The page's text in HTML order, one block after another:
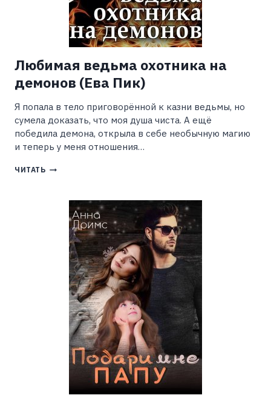
Любимая ведьма охотника на
демонов (Ева Пик)
Я попала в тело приговорённой к казни ведьмы, но
сумела доказать, что моя душа чиста. А ещё
победила демона, открыла в себе необычную магию
и теперь у меня отношения…
ЧИТАТЬ ЛЮБИМАЯ
ДЕМОНОВ